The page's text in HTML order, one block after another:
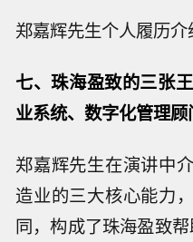
郑嘉辉先生个人履历介
七、珠海盈致的三张
业系统、数字化管理
郑嘉辉先生在演讲中
造业的三大核心能力
同，构成了珠海盈致